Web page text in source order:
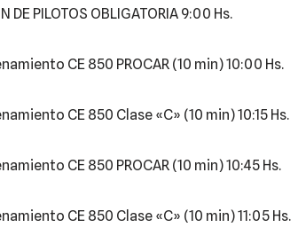
DE PILOTOS OBLIGATORIA 9:00 Hs.
CE 850 PROCAR (10 min) 10:00 Hs.
CE 850 Clase «C» (10 min) 10:15 Hs.
CE 850 PROCAR (10 min) 10:45 Hs.
CE 850 Clase «C» (10 min) 11:05 Hs.